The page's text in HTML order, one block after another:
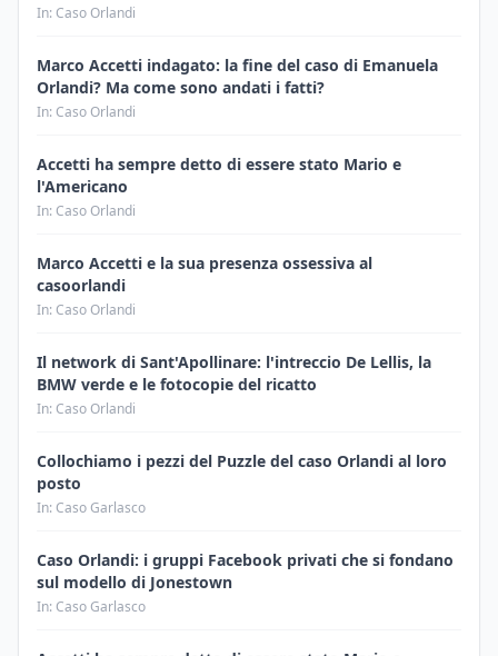
In: Caso Orlandi
Marco Accetti indagato: la fine del caso di Emanuela
Orlandi? Ma come sono andati i fatti?
In: Caso Orlandi
Accetti ha sempre detto di essere stato Mario e
l'Americano
In: Caso Orlandi
Marco Accetti e la sua presenza ossessiva al
casoorlandi
In: Caso Orlandi
Il network di Sant'Apollinare: l'intreccio De Lellis, la
BMW verde e le fotocopie del ricatto
In: Caso Orlandi
Collochiamo i pezzi del Puzzle del caso Orlandi al loro
posto
In: Caso Garlasco
Caso Orlandi: i gruppi Facebook privati che si fondano
sul modello di Jonestown
In: Caso Garlasco